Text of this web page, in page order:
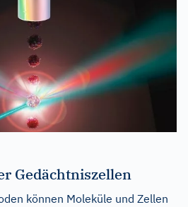
Gedächtniszellen
können Moleküle und Zellen